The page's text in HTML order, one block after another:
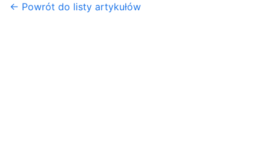
← Powrót do listy artykułów